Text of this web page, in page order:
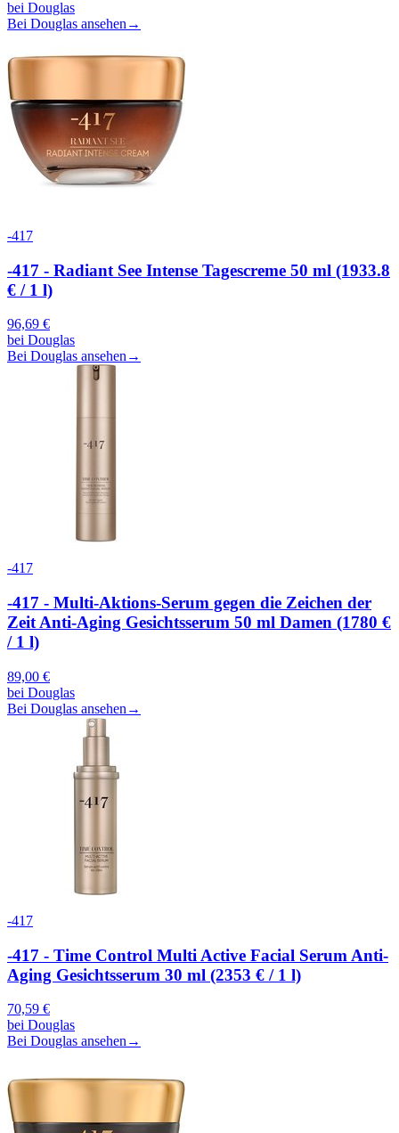
bei Douglas
Bei Douglas ansehen →
-417
-417 - Radiant See Intense Tagescreme 50 ml (1933.8
€ / 1 l)
96,69 €
bei Douglas
Bei Douglas ansehen →
-417
-417 - Multi-Aktions-Serum gegen die Zeichen der
Zeit Anti-Aging Gesichtsserum 50 ml Damen (1780 €
/ 1 l)
89,00 €
bei Douglas
Bei Douglas ansehen →
-417
-417 - Time Control Multi Active Facial Serum Anti-
Aging Gesichtsserum 30 ml (2353 € / 1 l)
70,59 €
bei Douglas
Bei Douglas ansehen →